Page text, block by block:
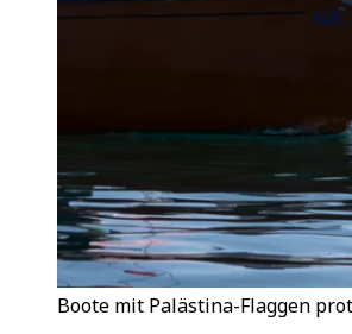
Boote mit Palästina-Flaggen